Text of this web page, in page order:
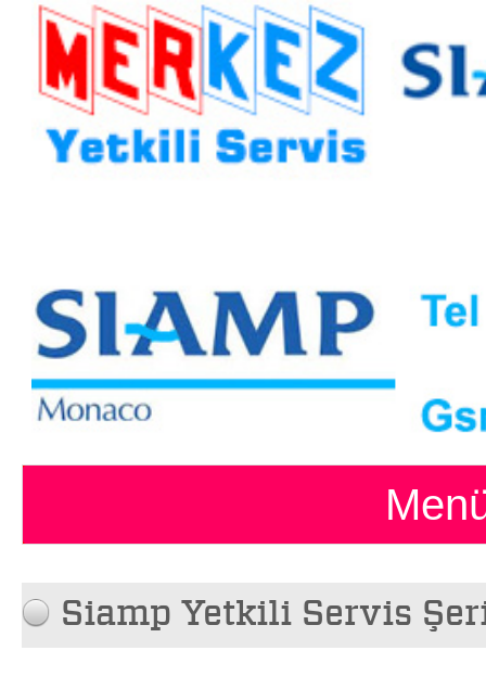
Siamp Yetkili Servis